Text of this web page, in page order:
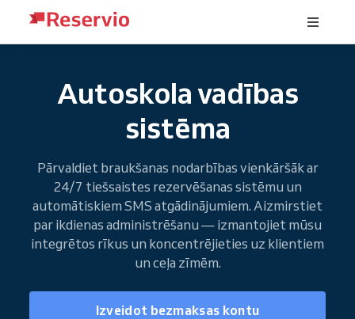
Autoskola vadības
sistēma
Pārvaldiet braukšanas nodarbības vienkāršāk ar
24/7 tiešsaistes rezervēšanas sistēmu un
automātiskiem SMS atgādinājumiem. Aizmirstiet
par ikdienas administrēšanu — izmantojiet mūsu
integrētos rīkus un koncentrējieties uz klientiem
un ceļa zīmēm.
Izveidot bezmaksas kontu